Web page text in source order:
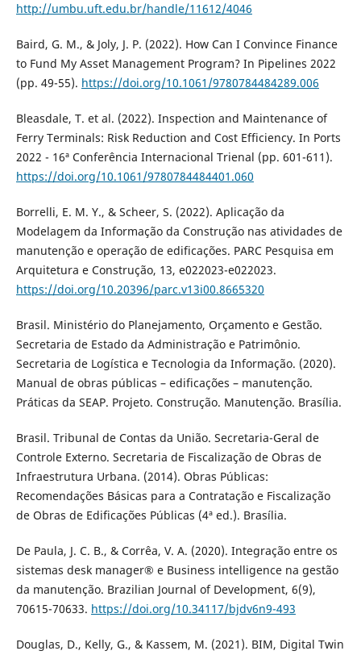
http://umbu.uft.edu.br/handle/11612/4046
Baird, G. M., & Joly, J. P. (2022). How Can I Convince Finance
to Fund My Asset Management Program? In Pipelines 2022
(pp. 49-55). https://doi.org/10.1061/9780784484289.006
Bleasdale, T. et al. (2022). Inspection and Maintenance of
Ferry Terminals: Risk Reduction and Cost Efficiency. In Ports
2022 - 16ª Conferência Internacional Trienal (pp. 601-611).
https://doi.org/10.1061/9780784484401.060
Borrelli, E. M. Y., & Scheer, S. (2022). Aplicação da
Modelagem da Informação da Construção nas atividades de
manutenção e operação de edificações. PARC Pesquisa em
Arquitetura e Construção, 13, e022023-e022023.
https://doi.org/10.20396/parc.v13i00.8665320
Brasil. Ministério do Planejamento, Orçamento e Gestão.
Secretaria de Estado da Administração e Patrimônio.
Secretaria de Logística e Tecnologia da Informação. (2020).
Manual de obras públicas – edificações – manutenção.
Práticas da SEAP. Projeto. Construção. Manutenção. Brasília.
Brasil. Tribunal de Contas da União. Secretaria-Geral de
Controle Externo. Secretaria de Fiscalização de Obras de
Infraestrutura Urbana. (2014). Obras Públicas:
Recomendações Básicas para a Contratação e Fiscalização
de Obras de Edificações Públicas (4ª ed.). Brasília.
De Paula, J. C. B., & Corrêa, V. A. (2020). Integração entre os
sistemas desk manager® e Business intelligence na gestão
da manutenção. Brazilian Journal of Development, 6(9),
70615-70633. https://doi.org/10.34117/bjdv6n9-493
Douglas, D., Kelly, G., & Kassem, M. (2021). BIM, Digital Twin